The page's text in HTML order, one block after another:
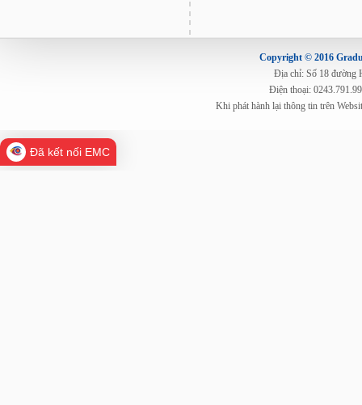
Copyright © 2016
Địa chỉ: Số 18 đường
Điện thoại:
Khi phát hành lại thông tin trên
Đã kết nối EMC